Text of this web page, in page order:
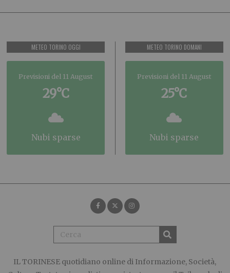
METEO TORINO OGGI
Previsioni del 11 August
29°C
nubi sparse
METEO TORINO DOMANI
Previsioni del 11 August
25°C
nubi sparse
IL TORINESE quotidiano online di Informazione, Società,